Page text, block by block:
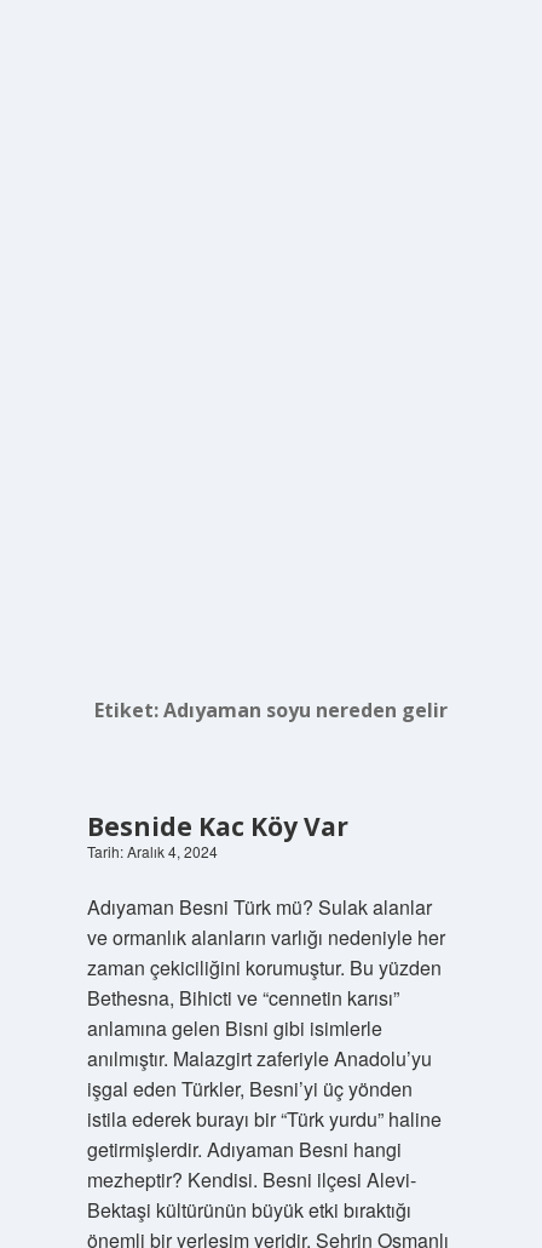
Etiket:Adıyaman soyu nereden gelir
Besnide Kac Köy Var
Tarih: Aralık 4, 2024
Adıyaman Besni Türk mü? Sulak alanlar
ve ormanlık alanların varlığı nedeniyle her
zaman çekiciliğini korumuştur. Bu yüzden
Bethesna, Bihicti ve “cennetin karısı”
anlamına gelen Bisni gibi isimlerle
anılmıştır. Malazgirt zaferiyle Anadolu’yu
işgal eden Türkler, Besni’yi üç yönden
istila ederek burayı bir “Türk yurdu” haline
getirmişlerdir. Adıyaman Besni hangi
mezheptir? Kendisi. Besni ilçesi Alevi-
Bektaşi kültürünün büyük etki bıraktığı
önemli bir yerleşim yeridir. Şehrin Osmanlı